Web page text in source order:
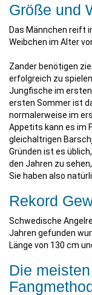
Größe und
Das Männchen reift
Weibchen im Alter
Zander benötigen
erfolgreich zu
Jungfische im
ersten Sommer ist
normalerweise im
Appetits kann es im
gleichaltrigen
Gründen ist es
den Jahren zu
Sie haben also
Rekord
Schwedische
Jahren gefunden
Länge von 130 cm
Die